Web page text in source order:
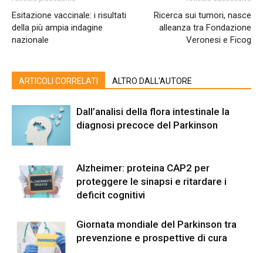
Esitazione vaccinale: i risultati
della più ampia indagine
nazionale
Ricerca sui tumori, nasce
alleanza tra Fondazione
Veronesi e Ficog
ARTICOLI CORRELATI ALTRO DALL'AUTORE
Dall’analisi della flora intestinale la
diagnosi precoce del Parkinson
Alzheimer: proteina CAP2 per
proteggere le sinapsi e ritardare i
deficit cognitivi
Giornata mondiale del Parkinson tra
prevenzione e prospettive di cura